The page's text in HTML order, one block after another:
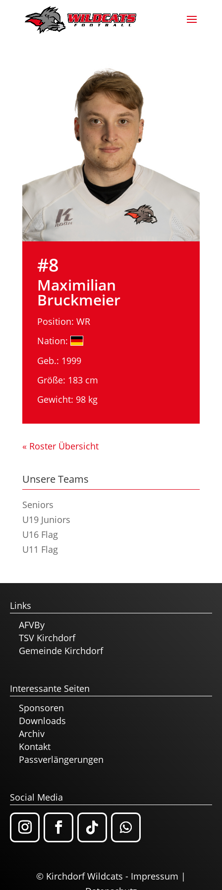
#8
Maximilian
Bruckmeier
Position: WR
Nation:
Geb.: 1999
Größe: 183 cm
Gewicht: 98 kg
« Roster Übersicht
Unsere Teams
Seniors
U19 Juniors
U16 Flag
U11 Flag
Links
AFVBy
TSV Kirchdorf
Gemeinde Kirchdorf
Interessante Seiten
Sponsoren
Downloads
Archiv
Kontakt
Passverlängerungen
Social Media
© Kirchdorf Wildcats - Impressum |